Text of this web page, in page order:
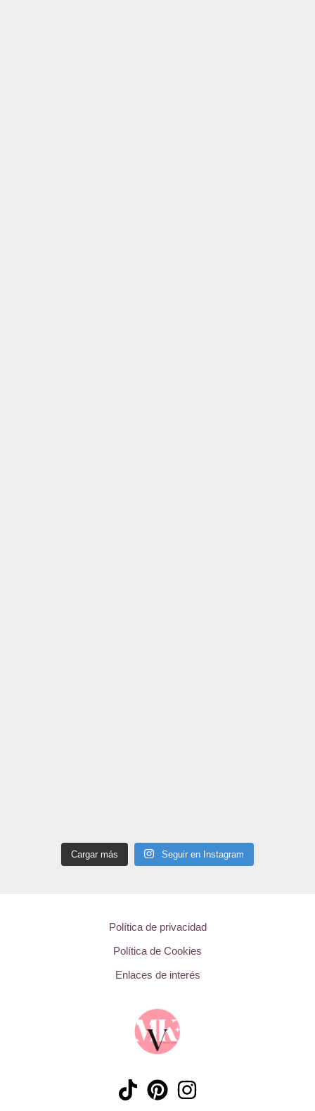
Cargar más Seguir en Instagram
Política de privacidad
Política de Cookies
Enlaces de interés